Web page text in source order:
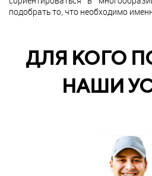
подобрать то, что необходимо
ДЛЯ КОГО
НАШИ